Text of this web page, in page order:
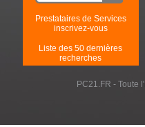
Prestataires de Services
inscrivez-vous
Liste des 50 dernières
recherches
PC21.FR - Toute